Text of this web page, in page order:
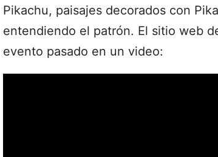
Pikachu, paisajes decorados con
entendiendo el patrón. El sitio web
evento pasado en un video: